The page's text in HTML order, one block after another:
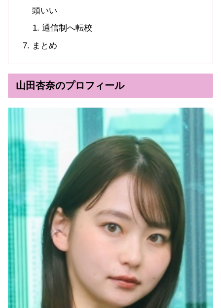
頭いい
通信制へ転校
まとめ
山田杏奈のプロフィール